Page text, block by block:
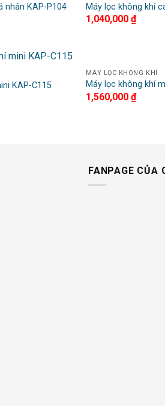
nhân KAP-P104 Máy lọc không khí
1,040,000₫
Add to
Wishlist
KAP-C115
MÁY LỌC KHÔNG KHÍ
Máy lọc không khí
1,560,000₫
FANPAGE CỦA